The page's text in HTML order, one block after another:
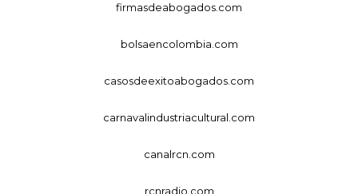
firmasdeabogados.com
bolsaencolombia.com
casosdeexitoabogados.com
carnavalindustriacultural.com
canalrcn.com
rcnradio.com